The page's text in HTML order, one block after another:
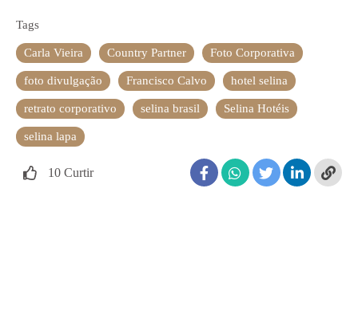
Tags
Carla Vieira Country Partner Foto Corporativa
foto divulgação Francisco Calvo hotel selina
retrato corporativo selina brasil Selina Hotéis
selina lapa
10 Curtir